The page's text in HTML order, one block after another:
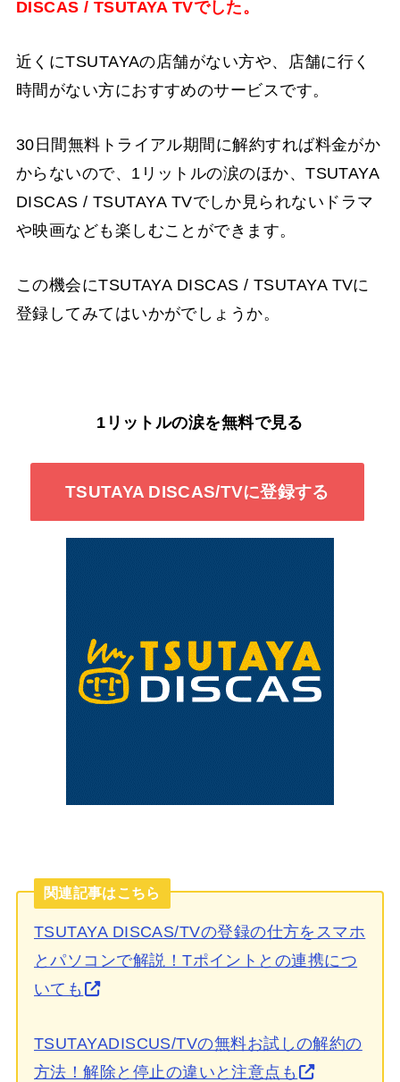
DISCAS / TSUTAYA TVでした。
近くにTSUTAYAの店舗がない方や、店舗に行く
時間がない方におすすめのサービスです。
30日間無料トライアル期間に解約すれば料金がか
からないので、1リットルの涙のほか、TSUTAYA
DISCAS / TSUTAYA TVでしか見られないドラマ
や映画なども楽しむことができます。
この機会にTSUTAYA DISCAS / TSUTAYA TVに
登録してみてはいかがでしょうか。
1リットルの涙を無料で見る
TSUTAYA DISCAS/TVに登録する
関連記事はこちら
TSUTAYA DISCAS/TVの登録の仕方をスマホ
とパソコンで解説！Tポイントとの連携につ
いても
TSUTAYADISCUS/TVの無料お試しの解約の
方法！解除と停止の違いと注意点も